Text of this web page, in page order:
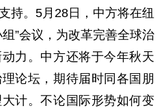
持。5月28日，中方将在纽
”会议，为改革完善全球治
力。中方还将于今年秋天
论坛，期待届时同各国朋
计。不论国际形势如何变